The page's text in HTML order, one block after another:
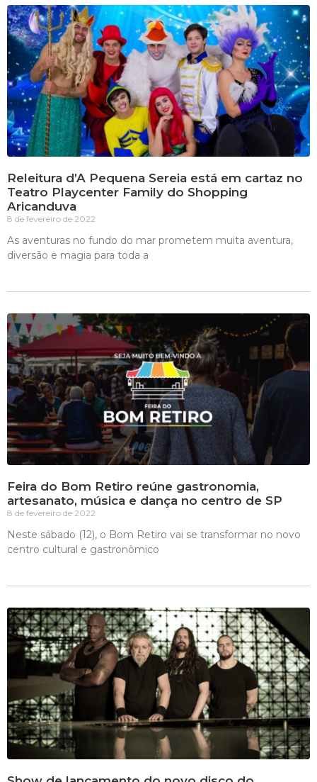
Releitura d’A Pequena Sereia está em cartaz no
Teatro Playcenter Family do Shopping
Aricanduva
8 de fevereiro de 2022
As aventuras no fundo do mar prometem muita aventura,
diversão e magia para toda a
Feira do Bom Retiro reúne gastronomia,
artesanato, música e dança no centro de SP
8 de fevereiro de 2022
Neste sábado (12), o Bom Retiro vai se transformar no novo
centro cultural e gastronômico